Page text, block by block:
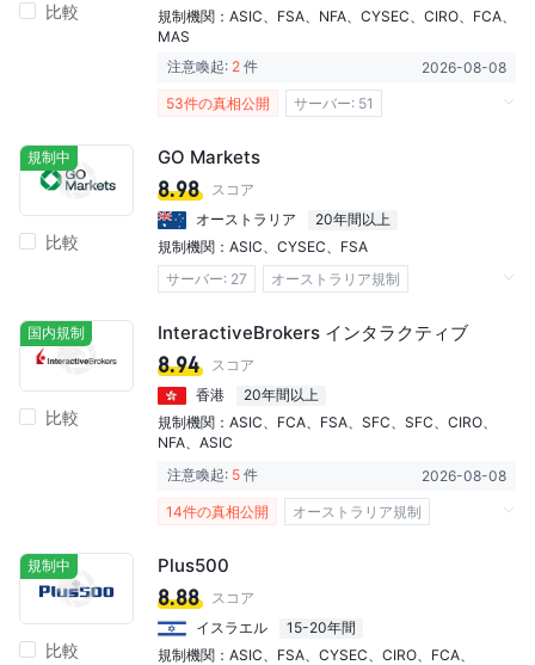
デリバティブ取引ライセンス (EP)
MT4フルライセンス
比較
規制機関： ASIC、 FSA、 NFA、 CYSEC、 CIRO、 FCA、
MAS
注意喚起: 2 件
2026-08-08
53件の真相公開
サーバー: 51​
カナダ規制
FX取引ライセンス (EP)
デリバティブ取引ライセンス (EP)
MT4フルライセンス
MT5フルライセンス
自社開発
規制中
比較
GO Markets
8.98
スコア
オーストラリア
20年間以上
規制機関： ASIC、 CYSEC、 FSA
サーバー: 27​
オーストラリア規制
デリバティブ取引ライセンス (EP)
自社開発
リージョナルブローカー
国内規制
比較
InteractiveBrokers インタラクティブ
8.94
スコア
香港
20年間以上
規制機関： ASIC、 FCA、 FSA、 SFC、 SFC、 CIRO、
NFA、 ASIC
注意喚起: 5 件
2026-08-08
14件の真相公開
オーストラリア規制
デリバティブ取引ライセンス (EP)
規制中
比較
Plus500
8.88
スコア
イスラエル
15-20年間
規制機関： ASIC、 FSA、 CYSEC、 CIRO、 FCA、